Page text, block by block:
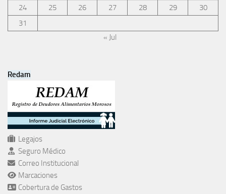
24
25 26 27 28 29
30
31
« Jul
Redam
Legajos
Seguro Médico
Correo Institucional
Marcaciones
Cobertura de Gastos